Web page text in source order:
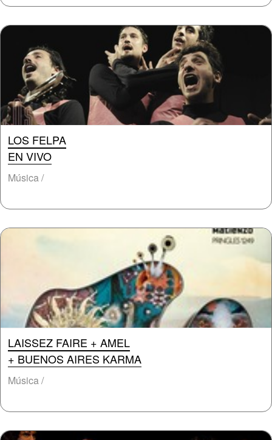
LOS FELPA
EN VIVO
Música /
LAISSEZ FAIRE + AMEL
+ BUENOS AIRES KARMA
Música /